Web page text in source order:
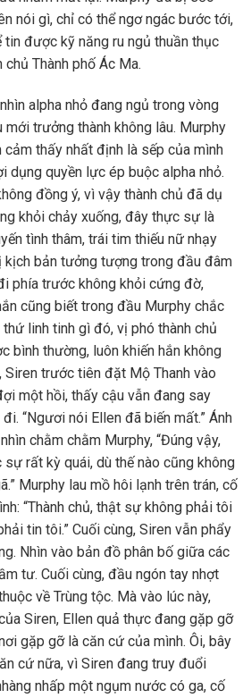
nói gì, chỉ có thể ngơ ngác bước tới,
tin được kỹ năng ru ngủ thuần thục
Thành phố Ác Ma.
alpha nhỏ đang ngủ trong vòng
mới trưởng thành không lâu. Murphy
cảm thấy nhất định là sếp của mình
dụng quyền lực ép buộc alpha nhỏ.
đồng ý, vì vậy thành chủ đã dụ
khỏi chảy xuống, đây thực sự là
tình thâm, trái tim thiếu nữ nhạy
kịch bản tưởng tượng trong đầu đâm
phía trước không khỏi cứng đờ,
cũng biết trong đầu Murphy chắc
linh tinh gì đó, vị phó thành chủ
bình thường, luôn khiến hắn không
Siren trước tiên đặt Mộ Thanh vào
một hồi, thấy cậu vẫn đang say
“Ngươi nói Ellen đã biến mất.” Ánh
chằm chằm Murphy, “Đúng vậy,
rất kỳ quái, dù thế nào cũng không
Murphy lau mồ hôi lạnh trên trán, cố
“Thành chủ, thật sự không phải tôi
tin tôi.” Cuối cùng, Siren vẫn phẩy
Nhìn vào bản đồ phân bố giữa các
tư. Cuối cùng, đầu ngón tay nhợt
về Trùng tộc. Mà vào lúc này,
Siren, Ellen quả thực đang gặp gỡ
gặp gỡ là căn cứ của mình. Ôi, bây
cứ nữa, vì Siren đang truy đuổi
nhấp một ngụm nước có ga, cố